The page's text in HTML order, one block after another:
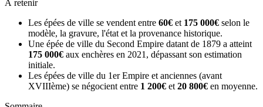
À retenir
Les épées de ville se vendent entre 60€ et 175 000€ selon le
modèle, la gravure, l'état et la provenance historique.
Une épée de ville du Second Empire datant de 1879 a atteint
175 000€ aux enchères en 2021, dépassant son estimation
initiale.
Les épées de ville du 1er Empire et anciennes (avant
XVIIIème) se négocient entre 1 200€ et 20 800€ en moyenne.